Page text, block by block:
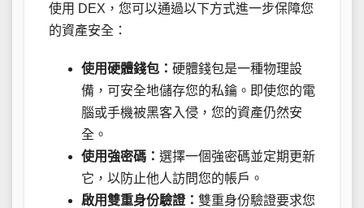
使用 DEX，您可以通過以下方式進一步保障您
的資產安全：
使用硬體錢包： 硬體錢包是一種物理設
備，可安全地儲存您的私鑰。即使您的電
腦或手機被黑客入侵，您的資產仍然安
全。
使用強密碼： 選擇一個強密碼並定期更新
它，以防止他人訪問您的帳戶。
啟用雙重身份驗證： 雙重身份驗證要求您